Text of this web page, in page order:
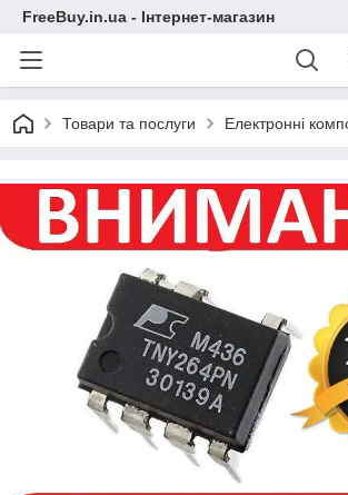
FreeBuy.in.ua - Інтернет-магазин
Товари та послуги Електронні